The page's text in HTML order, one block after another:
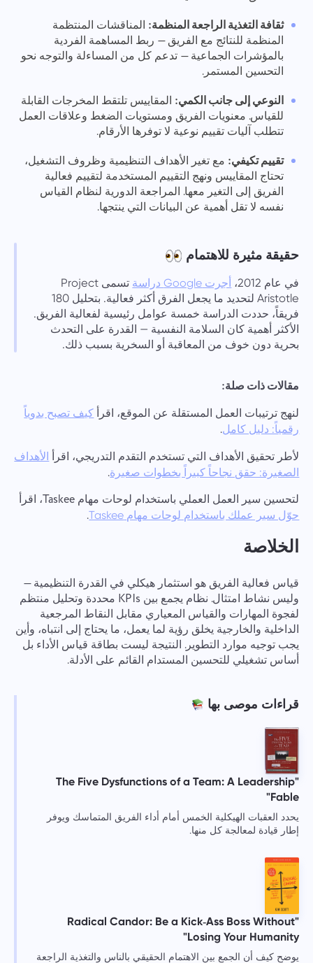
ثقافة التغذية الراجعة المنظمة: المناقشات المنتظمة
المنظمة للنتائج مع الفريق — ربط المساهمة الفردية
بالمؤشرات الجماعية — تدعم كل من المساءلة والتوجه نحو
التحسين المستمر.
النوعي إلى جانب الكمي: المقاييس تلتقط المخرجات القابلة
للقياس. معنويات الفريق ومستويات الضغط وعلاقات العمل
تتطلب آليات تقييم نوعية لا توفرها الأرقام.
تقييم تكيفي: مع تغير الأهداف التنظيمية وظروف التشغيل،
تحتاج المقاييس ونهج التقييم المستخدمة لتقييم فعالية
الفريق إلى التغير معها. المراجعة الدورية لنظام القياس
نفسه لا تقل أهمية عن البيانات التي ينتجها.
حقيقة مثيرة للاهتمام
في عام 2012، أجرت Google دراسة
تسمى Project
Aristotle لتحديد ما يجعل الفرق أكثر فعالية. بتحليل 180
فريقاً، حددت الدراسة خمسة عوامل رئيسية لفعالية الفريق.
الأكثر أهمية كان السلامة النفسية — القدرة على التحدث
بحرية دون خوف من المعاقبة أو السخرية بسبب ذلك.
مقالات ذات صلة:
لنهج ترتيبات العمل المستقلة عن الموقع، اقرأكيف تصبح بدوياً
رقمياً: دليل كامل.
لأطر تحقيق الأهداف التي تستخدم التقدم التدريجي، اقرأالأهداف
الصغيرة: حقق نجاحاً كبيراً بخطوات صغيرة.
لتحسين سير العمل العملي باستخدام لوحات مهام Taskee، اقرأ
حوّل سير عملك باستخدام لوحات مهام Taskee .
الخلاصة
قياس فعالية الفريق هو استثمار هيكلي في القدرة التنظيمية —
وليس نشاط امتثال. نظام يجمع بين KPIs محددة وتحليل منتظم
لفجوة المهارات والقياس المعياري مقابل النقاط المرجعية
الداخلية والخارجية يخلق رؤية لما يعمل، ما يحتاج إلى انتباه، وأين
يجب توجيه موارد التطوير. النتيجة ليست بطاقة قياس الأداء بل
أساس تشغيلي للتحسين المستدام القائم على الأدلة.
قراءات موصى بها
"The Five Dysfunctions of a Team: A Leadership
Fable"
يحدد العقبات الهيكلية الخمس أمام أداء الفريق المتماسك ويوفر
إطار قيادة لمعالجة كل منها.
"Radical Candor: Be a Kick‑Ass Boss Without
Losing Your Humanity"
يوضح كيف أن الجمع بين الاهتمام الحقيقي بالناس والتغذية الراجعة